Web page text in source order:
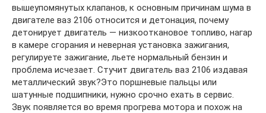
вышеупомянутых клапанов, к основным причинам шума в
двигателе ваз 2106 относится и детонация, почему
детонирует двигатель — низкооткановое топливо, нагар
в камере сгорания и неверная установка зажигания,
регулируете зажигание, льете нормальный бензин и
проблема исчезает. Стучит двигатель ваз 2106 издавая
металлический звук?Это поршневые пальцы или
шатунные подшипники, нужно срочно ехать в сервис.
Звук появляется во время прогрева мотора и похож на